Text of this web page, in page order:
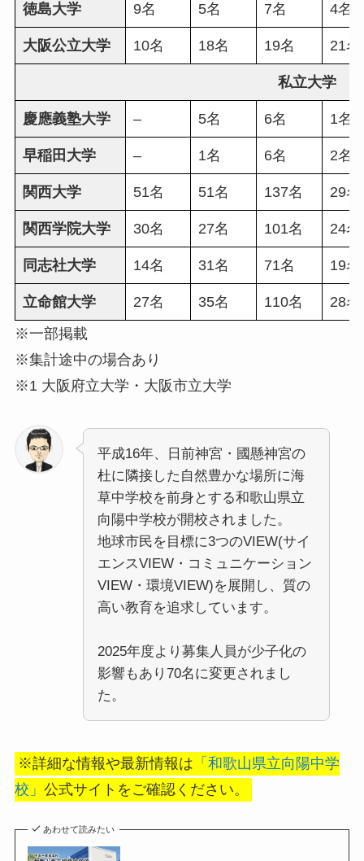
徳島大学 9名 5名 7名 4名
大阪公立大学 10名 18名 19名 21名
私立大学
慶應義塾大学 – 5名 6名 1名
早稲田大学 – 1名 6名 2名
関西大学 51名 51名 137名 29名
関西学院大学 30名 27名 101名 24名
同志社大学 14名 31名 71名 19名
立命館大学 27名 35名 110名
28名
※一部掲載
※集計途中の場合あり
※1 大阪府立大学・大阪市立大学
平成16年、日前神宮・國懸神宮の
杜に隣接した自然豊かな場所に海
草中学校を前身とする和歌山県立
向陽中学校が開校されました。
地球市民を目標に3つのVIEW(サイ
エンスVIEW・コミュニケーション
VIEW・環境VIEW)を展開し、質の
高い教育を追求しています。
2025年度より募集人員が少子化の
影響もあり70名に変更されまし
た。
※詳細な情報や最新情報は 「和歌山県立向陽中学
校」 公式サイトをご確認ください。
あわせて読みたい